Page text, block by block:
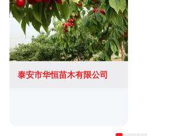
泰安市华恒苗木有限公司